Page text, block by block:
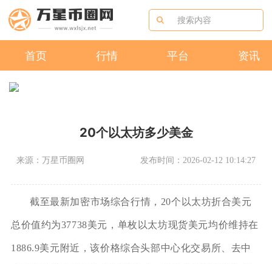
首页 行情 平台 资讯
20个以太坊多少美金
来源：万星币圈网 发布时间：2026-02-12 10:14:27
截至最新加密市场综合行情，20个以太坊折合美元
总价值约为37738美元，单枚以太坊现货美元均价维持在
1886.9美元附近，该价格综合头部中心化交易所、去中